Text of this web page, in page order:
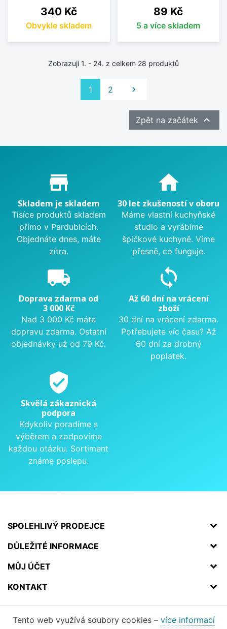
Cena
340 Kč
Obvykle skladem
Cena
89 Kč
5 a více skladem
Zobrazuji 1. - 24. z celkem 28 produktů
1 2 Další

Zpět na začátek 
Proč nakupovat u nás?
store_mall_directory
Skladem je skladem
Tisíce produktů skladem
přímo v Pardubicích.
Objednáte dnes, máte
zítra.
home
30 let zkušeností v oboru
Máme vlastní kuchyňské
studio a vyrábíme
špičkové kuchyně. Víme
přesně, co funguje.
local_shipping
Doprava zdarma od
3 000 Kč
Nad 3 000 Kč máte
dopravu zdarma. Ostatní
objednávky už od 79 Kč.
sync
Až 60 dní na vrácení
zboží
30 dní na vrácení zdarma.
Potřebujete víc času? Až
60 dní za drobný
poplatek.
verified_user
Skvělá zákaznická
podpora
Kdykoliv poradíme s
výběrem a zodpovíme
každou otázku. Sortiment
známe poslepu.
SPOLEHLIVÝ PRODEJCE
DŮLEŽITÉ INFORMACE
MŮJ ÚČET
KONTAKT
Tento web využívá soubory cookies – více informací